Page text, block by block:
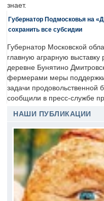
знает.
Губернатор Подмосковья на
сохранить все субсидии
Губернатор Московской
главную аграрную
деревне Бунятино
фермерами меры
задачи продовольственной
сообщили в пресс-службе
НАШИ ПУБЛИКАЦИИ